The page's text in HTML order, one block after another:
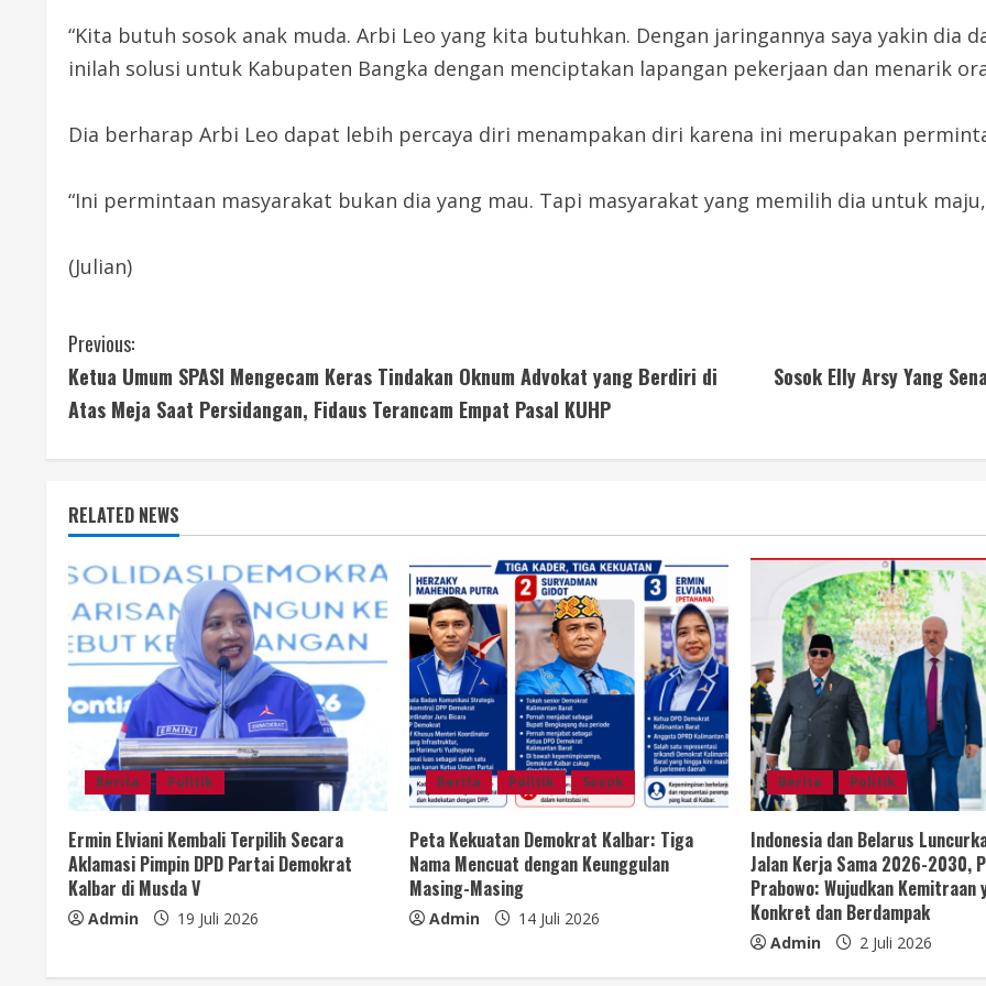
“Kita butuh sosok anak muda. Arbi Leo yang kita butuhkan. Dengan jaringannya saya yakin
inilah solusi untuk Kabupaten Bangka dengan menciptakan lapangan pekerjaan dan menarik
Dia berharap Arbi Leo dapat lebih percaya diri menampakan diri karena ini merupakan
“Ini permintaan masyarakat bukan dia yang mau. Tapi masyarakat yang memilih dia untuk
(Julian)
C
o
i
n
u
e
R
e
a
d
i
Previous:
Ketua Umum SPASI Mengecam Keras Tindakan Oknum Advokat yang Berdiri di
Atas Meja Saat Persidangan, Fidaus Terancam Empat Pasal KUHP
Sosok Elly Arsy Yang
RELATED NEWS
Berita Politik
Ermin Elviani Kembali Terpilih Secara
Aklamasi Pimpin DPD Partai Demokrat
Kalbar di Musda V
Admin 19 Juli 2026
Berita Politik Sosok
Peta Kekuatan Demokrat Kalbar: Tiga
Nama Mencuat dengan Keunggulan
Masing-Masing
Admin 14 Juli 2026
Berita Politik
Indonesia dan Belarus
Jalan Kerja Sama 2026-2030,
Prabowo: Wujudkan Kemitraan
Konkret dan Berdampak
Admin 2 Juli 2026